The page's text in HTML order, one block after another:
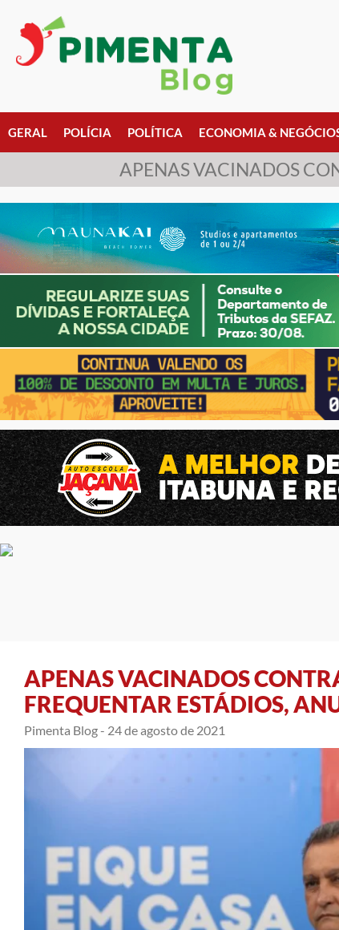
GERAL POLÍCIA POLÍTICA ECONOMIA &
APENAS VACINADOS
APENAS VACINADOS
FREQUENTAR ESTÁDIOS,
Pimenta Blog - 24 de agosto de 2021